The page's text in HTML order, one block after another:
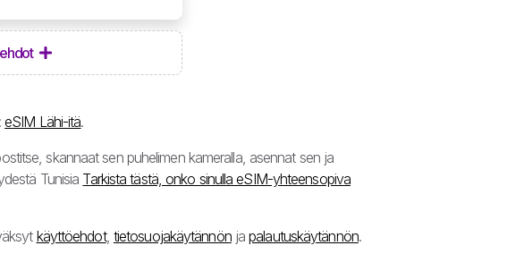
eSIM Lähi-itä.
skannaat sen puhelimen kameralla, asennat sen ja
Tunisia Tarkista tästä, onko sinulla eSIM-yhteensopiva
käyttöehdot, tietosuojakäytännönjapalautuskäytännön.